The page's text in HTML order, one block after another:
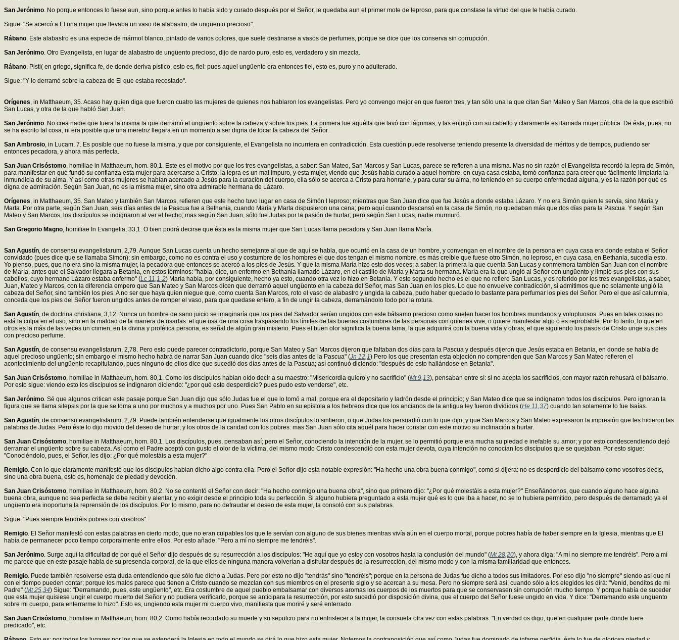
San Jerónimo . No porque entonces lo fuese aun, sino porque antes lo había sido y curado después por el Señor, le quedaba aun el primer mote de leproso, para que constase la virtud del que le había curado.
Sigue: "Se acercó a El una mujer que llevaba un vaso de alabastro, de ungüento precioso".
Rábano . Este alabastro es una especie de mármol blanco, pintado de varios colores, que suele destinarse a vasos de perfumes, porque se dice que los conserva sin corrupción.
San Jerónimo . Otro Evangelista, en lugar de alabastro de ungüento precioso, dijo de nardo puro, esto es, verdadero y sin mezcla.
Rábano . Pisti( en griego, significa fe, de donde deriva pístico, esto es, fiel: pues aquel ungüento era entonces fiel, esto es, puro y no adulterado.
Sigue: "Y lo derramó sobre la cabeza de El que estaba recostado".
Orígenes , in Matthaeum, 35. Acaso hay quien diga que fueron cuatro las mujeres de quienes nos hablaron los evangelistas. Pero yo convengo mejor en que fueron tres, y tan sólo una la que citan San Mateo y San Marcos, otra de la que escribió
San Lucas, y otra de la que habló San Juan.
San Jerónimo . No crea nadie que fuera la misma la que derramó el ungüento sobre la cabeza y sobre los pies. La primera fue aquélla que lavó con lágrimas, y las enjugó con su cabello y claramente es llamada mujer pública. De ésta, pues, no
se ha escrito tal cosa, ni era posible que una meretriz llegara en un momento a ser digna de tocar la cabeza del Señor.
San Ambrosio , in Lucam, 7. Es posible que no fuese la misma, y que por consiguiente, el Evangelista no incurriera en contradicción. Esta cuestión puede resolverse teniendo presente la diversidad de méritos y de tiempos, pudiendo ser
entonces pecadora, y ahora más perfecta.
San Juan Crisóstomo , homiliae in Matthaeum, hom. 80,1. Este es el motivo por que los tres evangelistas, a saber: San Mateo, San Marcos y San Lucas, parece se refieren a una misma. Mas no sin razón el Evangelista recordó la lepra de Simón,
para manifestar en qué fundó su confianza esta mujer para acercarse a Cristo: la lepra es un mal impuro, y esta mujer, viendo que Jesús había curado a aquel hombre, en cuya casa estaba, tomó confianza para creer que fácilmente limpiaría la
inmundicia de su alma. Y así como otras mujeres se habían acercado a Jesús para la curación del cuerpo, ella sólo se acerca a Cristo para honrarle, y para curar su alma, no teniendo en su cuerpo enfermedad alguna, y es la razón por qué es
digna de admiración. Según San Juan, no es la misma mujer, sino otra admirable hermana de Lázaro.
Orígenes , in Matthaeum, 35. San Mateo y también San Marcos, refieren que este hecho tuvo lugar en casa de Simón l leproso; mientras que San Juan dice que fue Jesús a donde estaba Lázaro. Y no era Simón quien le servía, sino María y
Marta. Por otra parte, según San Juan, seis días antes de la Pascua fue a Bethania, cuando María y Marta dispusieron una cena; pero aquí cuando descansó en la casa de Simón, no quedaban más que dos días para la Pascua. Y según San
Mateo y San Marcos, los discípulos se indignaron al ver el hecho; mas según San Juan, sólo fue Judas por la pasión de hurtar; pero según San Lucas, nadie murmuró.
San Gregorio Magno , homiliae In Evangelia, 33,1. O bien podrá decirse que ésta es la misma mujer que San Lucas llama pecadora y San Juan llama María.
San Agustín , de consensu evangelistarum, 2,79. Aunque San Lucas cuenta un hecho semejante al que de aquí se habla, que ocurrió en la casa de un hombre, y convengan en el nombre de la persona en cuya casa era donde estaba el Señor
convidado (pues dice que se llamaba Simón); sin embargo, como no es contra el uso y costumbre de los hombres el que dos tengan el mismo nombre, es más creíble que fuese otro Simón, no leproso, en cuya casa, en Bethania, sucedía esto.
Yo pienso, pues, que no era sino la misma mujer, la pecadora que entonces se acercó a los pies de Jesús. Y que la misma María hizo esto dos veces; a saber: la primera la que cuenta San Lucas y conmemora también San Juan con el nombre
de María, antes que el Salvador llegara a Betania, en estos términos: "había, dice, un enfermo en Bethania llamado Lázaro, en el castillo de María y Marta su hermana. María era la que ungió al Señor con ungüento y limpió sus pies con sus
cabellos, cuyo hermano Lázaro estaba enfermo" (Lc 11,1-2) María había, por consiguiente, hecho ya esto, cuando otra vez lo hizo en Betania. Y este segundo hecho es el que no refiere San Lucas, y es referido por los tres evangelistas, a saber,
Juan, Mateo y Marcos, con la diferencia empero que San Mateo y San Marcos dicen que derramó aquel ungüento en la cabeza del Señor, mas San Juan en los pies. Lo que no envuelve contradicción, si admitimos que no solamente ungió la
cabeza del Señor, sino también los pies. A no ser que haya quien niegue que, como cuenta San Marcos, roto el vaso de alabastro y ungida la cabeza, pudo haber quedado lo bastante para perfumar los pies del Señor. Pero el que así calumnia,
conceda que los pies del Señor fueron ungidos antes de romper el vaso, para que quedase entero, a fin de ungir la cabeza, derramándolo todo por la rotura.
San Agustín , de doctrina christiana, 3,12. Nunca un hombre de sano juicio se imaginaría que los pies del Salvador serían ungidos con este bálsamo precioso como suelen hacer los hombres mundanos y voluptuosos. Pues en tales cosas no
está la culpa en el uso, sino en la maldad de la manera de usarlas: el que usa de una cosa traspasando los límites de las buenas costumbres de las personas con quienes vive, o quiere manifestar algo o es reprobable. Por lo tanto, lo que en
otros es la más de las veces un crimen, en la divina y profética persona, es señal de algún gran misterio. Pues el buen olor significa la buena fama, la que adquirirá con la buena vida y obras, el que siguiendo los pasos de Cristo unge sus pies
con precioso perfume.
San Agustín , de consensu evangelistarum, 2,78. Pero esto puede parecer contradictorio, porque San Mateo y San Marcos dijeron que faltaban dos días para la Pascua y después dijeron que Jesús estaba en Betania, en donde se habla de
aquel precioso ungüento; sin embargo el mismo hecho habrá de narrar San Juan cuando dice "seis días antes de la Pascua" (Jn 12,1) Pero los que presentan esta objeción no comprenden que San Marcos y San Mateo refieren el
acontecimiento del ungüento recapitulando, pues ninguno de ellos dice que sucedió dos días antes de la Pascua; así continuó diciendo: "después de esto hallándose en Betania".
San Juan Crisóstomo , homiliae in Matthaeum, hom. 80,1. Como los discípulos habían oído decir a su maestro: "Misericordia quiero y no sacrificio" (Mt 9,13), pensaban entre sí: si no acepta los sacrificios, con mayor razón rehusará el bálsamo.
Por esto sigue: viendo esto los discípulos se indignaron diciendo: "¿por qué este desperdicio? pues pudo esto venderse", etc.
San Jerónimo . Sé que algunos critican este pasaje porque San Juan dijo que sólo Judas fue el que lo tomó a mal, porque era el depositario y ladrón desde el principio; y San Mateo dice que se indignaron todos los discípulos. Pero ignoran la
figura que se llama silepsis por la que se toma a uno por muchos y a muchos por uno. Pues San Pablo en su epístola a los hebreos dice que los ancianos de la antigua ley fueron divididos (He 11,37) cuando tan solamente lo fue Isaías.
San Agustín , de consensu evangelistarum, 2,79. Puede también entenderse que igualmente los otros discípulos lo sintieron, o que Judas los persuadió con lo que dijo, y que San Marcos y San Mateo expresaron la impresión que les hicieron las
palabras de Judas. Pero éste lo dijo movido del deseo de hurtar; y los otros de la caridad con los pobres: mas San Juan sólo cita aquél para hacer constar con este motivo su inclinación a hurtar.
San Juan Crisóstomo , homiliae in Matthaeum, hom. 80,1. Los discípulos, pues, pensaban así; pero el Señor, conociendo la intención de la mujer, se lo permitió porque era mucha su piedad e inefable su amor; y por esto condescendiendo dejó
derramar el ungüento sobre su cabeza. Así como el Padre aceptó con gusto el olor de la víctima, del mismo modo Cristo condescendió con esta mujer devota, cuya intención no conocían los discípulos que se quejaban. Por esto sigue:
"Conociéndolo, pues, el Señor, les dijo: ¿Por qué molestáis a esta mujer?"
Remigio . Con lo que claramente manifestó que los discípulos habían dicho algo contra ella. Pero el Señor dijo esta notable expresión: "Ha hecho una obra buena conmigo", como si dijera: no es desperdicio del bálsamo como vosotros decís,
sino una obra buena, esto es, homenaje de piedad y devoción.
San Juan Crisóstomo , homiliae in Matthaeum, hom. 80,2. No se contentó el Señor con decir: "Ha hecho conmigo una buena obra", sino que primero dijo: "¿Por qué molestáis a esta mujer?" Enseñándonos, que cuando alguno hace alguna
buena obra, aunque no sea perfecta se debe recibir y alentar, y no exigir desde el principio toda su perfección. Si alguno hubiera preguntado a esta mujer qué es lo que iba a hacer, no se lo hubiera permitido, pero después de derramado ya el
ungüento era inoportuna la reprensión de los discípulos. Por lo mismo, para no defraudar el deseo de esta mujer, la consoló con sus palabras.
Sigue: "Pues siempre tendréis pobres con vosotros".
Remigio . El Señor manifestó con estas palabras en cierto modo, que no eran culpables los que le servían con alguno de sus bienes mientras vivía aún en el cuerpo mortal, porque pobres había de haber siempre en la Iglesia, mientras que El
había de permanecer poco tiempo corporalmente entre ellos. Por esto añade: "Pero a mí no siempre me tendréis".
San Jerónimo . Surge aquí la dificultad de por qué el Señor dijo después de su resurrección a los discípulos: "He aquí que yo estoy con vosotros hasta la conclusión del mundo" (Mt 28,20), y ahora diga: "A mí no siempre me tendréis". Pero a mí
me parece que en este pasaje habla de su presencia corporal, de la que ellos de ninguna manera volverían a disfrutar después de la resurrección, del mismo modo y con la misma familiaridad que entonces.
Remigio . Puede también resolverse esta duda entendiendo que sólo fue dicho a Judas. Pero por esto no dijo "tendrás" sino "tendréis"; porque en la persona de Judas fue dicho a todos sus imitadores. Por eso dijo "no siempre" siendo así que ni
con el tiempo pueden contar; porque los malos parece que tienen a Cristo cuando se mezclan con sus miembros en el presente siglo y se acercan a su mesa. Pero no siempre será así, cuando sólo a los elegidos les dirá: "Venid, benditos de mi
Padre" (Mt 25,34) Sigue: "Derramando, pues, este ungüento", etc. Era costumbre de aquel pueblo embalsamar con diversos aromas los cuerpos de los muertos para que se conservasen sin corrupción mucho tiempo. Y porque había de suceder
que esta mujer quisiese ungir el cuerpo muerto del Señor y no pudiera verificarlo, porque se anticipara la resurrección, por esto sucedió por disposición divina, que el cuerpo del Señor fuese ungido en vida. Y dice: "Derramando este ungüento
sobre mi cuerpo, para enterrarme lo hizo". Esto es, ungiendo esta mujer mi cuerpo vivo, manifiesta que moriré y seré enterrado.
San Juan Crisóstomo , homiliae in Matthaeum, hom. 80,2. Como había recordado su muerte y su sepulcro para no entristecer a la mujer, la consuela otra vez con estas palabras: "En verdad os digo, que en cualquier parte donde fuere
predicado", etc.